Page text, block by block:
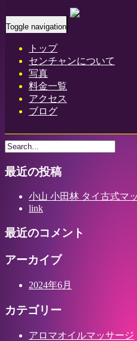
Toggle navigation
トップ
センチャンについて
写真
料金一覧
アクセス
ブログ
Home -シャワ…
シャワールーム 栃木県 小山
ンチャン
最近の投稿
小山 小田林 タイ古式マ
link
最近のコメント
アーカイブ
2024年6月
カテゴリー
アロマオイルマッサージ